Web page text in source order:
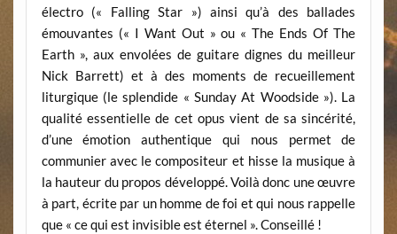
électro (« Falling Star ») ainsi qu’à des ballades
émouvantes (« I Want Out » ou « The Ends Of The
Earth », aux envolées de guitare dignes du meilleur
Nick Barrett) et à des moments de recueillement
liturgique (le splendide « Sunday At Woodside »). La
qualité essentielle de cet opus vient de sa sincérité,
d’une émotion authentique qui nous permet de
communier avec le compositeur et hisse la musique à
la hauteur du propos développé. Voilà donc une œuvre
à part, écrite par un homme de foi et qui nous rappelle
que « ce qui est invisible est éternel ». Conseillé !